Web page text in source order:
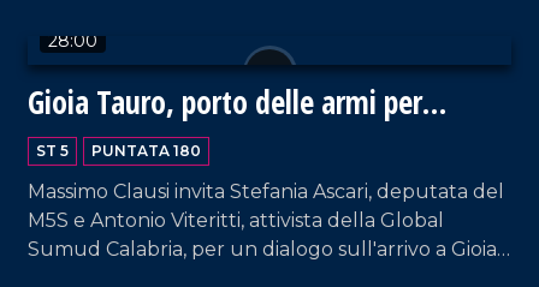
28:00
Gioia Tauro, porto delle armi per
Israele?
ST 5 PUNTATA 180
Massimo Clausi invita Stefania Ascari, deputata del
M5S e Antonio Viteritti, attivista della Global
Sumud Calabria, per un dialogo sull'arrivo a Gioia
VAI AL TITOLO